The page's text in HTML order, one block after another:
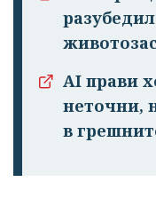
AI прави
неточни,
в